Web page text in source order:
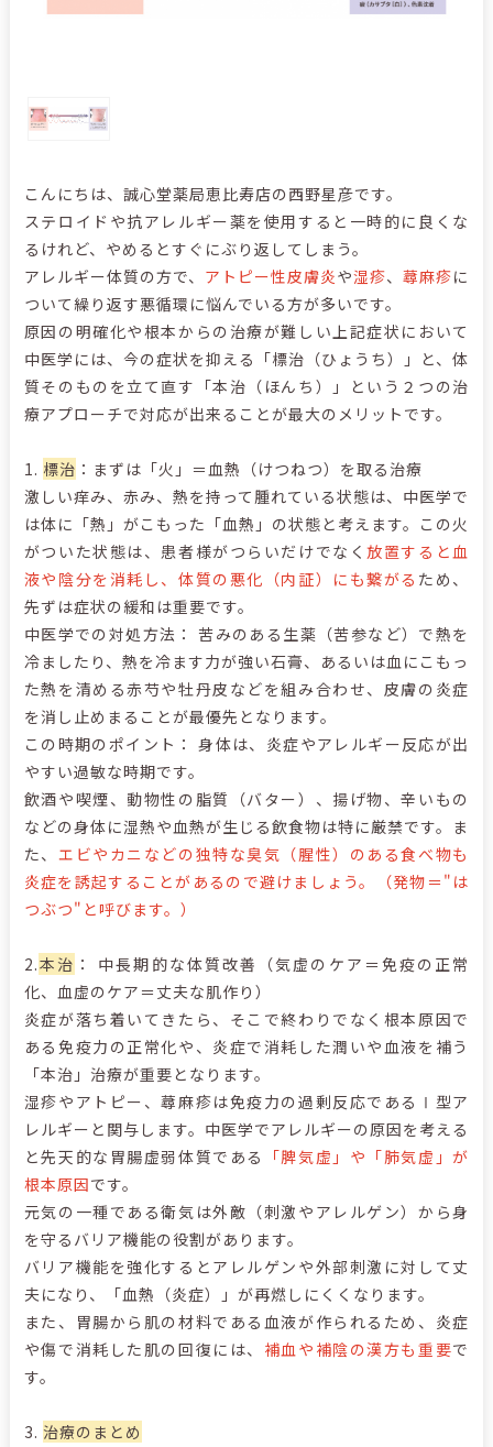
こんにちは、誠心堂薬局恵比寿店の西野星彦です。
ステロイドや抗アレルギー薬を使用すると一時的に良くな
るけれど、やめるとすぐにぶり返してしまう。
アレルギー体質の方で、 アトピー性皮膚炎や湿疹、蕁麻疹に
ついて繰り返す悪循環に悩んでいる方が多いです。
原因の明確化や根本からの治療が難しい上記症状において
中医学には、今の症状を抑える「標治（ひょうち）」と、体
質そのものを立て直す「本治（ほんち）」という２つの治
療アプローチで対応が出来ることが最大のメリットです。
1. 標治 ：まずは「火」＝血熱（けつねつ）を取る治療
激しい痒み、赤み、熱を持って腫れている状態は、中医学で
は体に「熱」がこもった「血熱」の状態と考えます。この火
がついた状態は、患者様がつらいだけでなく放置すると血
液や陰分を消耗し、体質の悪化（内証）にも繋がる ため、
先ずは症状の緩和は重要です。
中医学での対処方法： 苦みのある生薬（苦参など）で熱を
冷ましたり、熱を冷ます力が強い石膏、あるいは血にこもっ
た熱を清める赤芍や牡丹皮などを組み合わせ、皮膚の炎症
を消し止めまることが最優先となります。
この時期のポイント： 身体は、炎症やアレルギー反応が出
やすい過敏な時期です。
飲酒や喫煙、動物性の脂質（バター）、揚げ物、辛いもの
などの身体に湿熱や血熱が生じる飲食物は特に厳禁です。ま
た、 エビやカニなどの独特な臭気（腥性）のある食べ物も
炎症を誘起することがあるので避けましょう。（発物＝"は
つぶつ"と呼びます。）
2.本治 ： 中長期的な体質改善（気虚のケア＝免疫の正常
化、血虚のケア＝丈夫な肌作り）
炎症が落ち着いてきたら、そこで終わりでなく根本原因で
ある免疫力の正常化や、炎症で消耗した潤いや血液を補う
「本治」治療が重要となります。
湿疹やアトピー、蕁麻疹は免疫力の過剰反応であるⅠ型ア
レルギーと関与します。中医学でアレルギーの原因を考える
と先天的な胃腸虚弱体質である
「脾気虚」や「肺気虚」が
根本原因です。
元気の一種である衛気は外敵（刺激やアレルゲン）から身
を守るバリア機能の役割があります。
バリア機能を強化するとアレルゲンや外部刺激に対して丈
夫になり、「血熱（炎症）」が再燃しにくくなります。
また、胃腸から肌の材料である血液が作られるため、炎症
や傷で消耗した肌の回復には、 補血や補陰の漢方も重要で
す。
3. 治療のまとめ